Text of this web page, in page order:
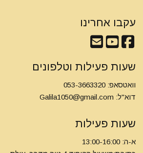
עקבו אחרינו
שעות פעילות וטלפונים
וואטסאפ: 053-3663320
דוא"ל: Galila1050@gmail.com
שעות פעילות
א-ה: 13:00-16:00